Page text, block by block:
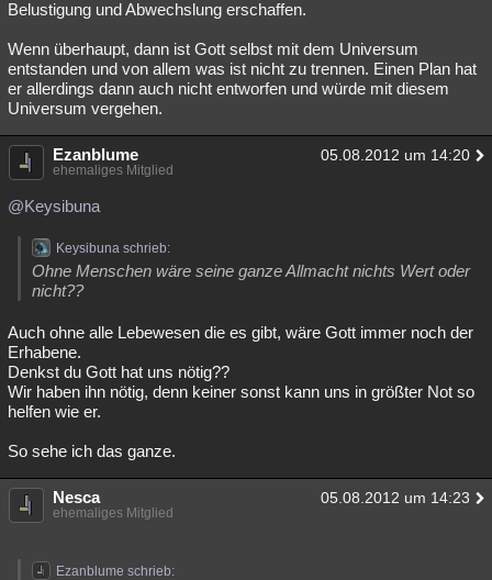
Belustigung und Abwechslung erschaffen.
Wenn überhaupt, dann ist Gott selbst mit dem Universum
entstanden und von allem was ist nicht zu trennen. Einen Plan hat
er allerdings dann auch nicht entworfen und würde mit diesem
Universum vergehen.
Ezanblume 05.08.2012 um 14:20
ehemaliges Mitglied
@Keysibuna
Keysibuna schrieb:
Ohne Menschen wäre seine ganze Allmacht nichts Wert oder
nicht??
Auch ohne alle Lebewesen die es gibt, wäre Gott immer noch der
Erhabene.
Denkst du Gott hat uns nötig??
Wir haben ihn nötig, denn keiner sonst kann uns in größter Not so
helfen wie er.
So sehe ich das ganze.
Nesca 05.08.2012 um 14:23
ehemaliges Mitglied
Ezanblume schrieb: